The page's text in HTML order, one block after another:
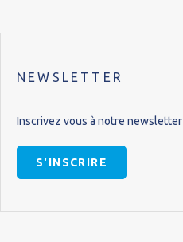
NEWSLETTER
Inscrivez vous à notre newsletter
S'INSCRIRE